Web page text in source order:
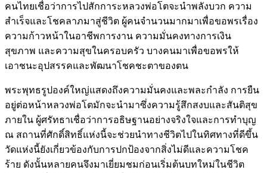
คนไทยเชื่อว่าการไปสักการะหลวงพ่อโตจะนำพลังบวก ความ
สำเร็จและโชคลาภมาสู่ชีวิต ผู้คนจำนวนมากมาเพื่อขอพรเรื่อง
ความก้าวหน้าในอาชีพการงาน ความมั่นคงทางการเงิน
สุขภาพ และความสุขในครอบครัว บางคนมาเพื่อขอพรให้
เอาชนะอุปสรรคและพัฒนาโชคชะตาของตน
พระพุทธรูปองค์ใหญ่แสดงถึงความมั่นคงและพละกำลัง การยืน
อยู่ต่อหน้าหลวงพ่อโตมักจะนำมาซึ่งความรู้สึกสงบและสันติสุข
ภายใน ผู้ศรัทธาเชื่อว่าการอธิษฐานอย่างจริงใจและการทำบุญ
ณ สถานที่ศักดิ์สิทธิ์แห่งนี้จะช่วยนำทางชีวิตไปในทิศทางที่ดีขึ้น
วัดแห่งนี้ยังเกี่ยวข้องกับการปกป้องจากสิ่งไม่ดีและความโชค
ร้าย ดังนั้นหลายคนจึงมาเยี่ยมชมก่อนเริ่มต้นบทใหม่ในชีวิต